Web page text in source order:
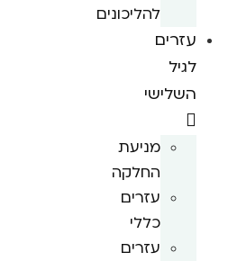
להליכונים
עזרים
לגיל
השלישי
מניעת
החלקה
עזרים
כללי
עזרים